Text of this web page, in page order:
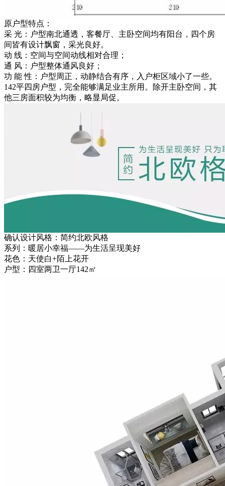
原户型特点：
采 光：户型南北通透，客餐厅、主卧空间均有阳台，四个房
间皆有设计飘窗，采光良好。
动 线：空间与空间动线相对合理；
通 风：户型整体通风良好；
功 能 性：户型周正，动静结合有序，入户柜区域小了一些。
142平四房户型，完全能够满足业主所用。除开主卧空间，其
他三房面积较为均衡，略显局促。
确认设计风格：简约北欧风格
系列：暖居小幸福——为生活呈现美好
花色：天使白+陌上花开
户型：四室两卫一厅142㎡